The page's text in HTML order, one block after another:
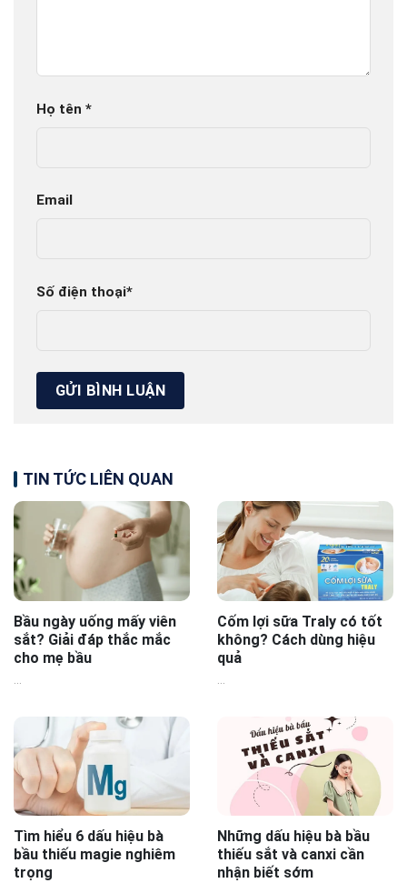
Họ tên *
Email
Số điện thoại*
TIN TỨC LIÊN QUAN
Bầu ngày uống mấy viên
sắt? Giải đáp thắc mắc
cho mẹ bầu
Cốm lợi sữa Traly có tốt
không? Cách dùng hiệu
quả
Tìm hiểu 6 dấu hiệu bà
bầu thiếu magie nghiêm
trọng
Những dấu hiệu bà bầu
thiếu sắt và canxi cần
nhận biết sớm